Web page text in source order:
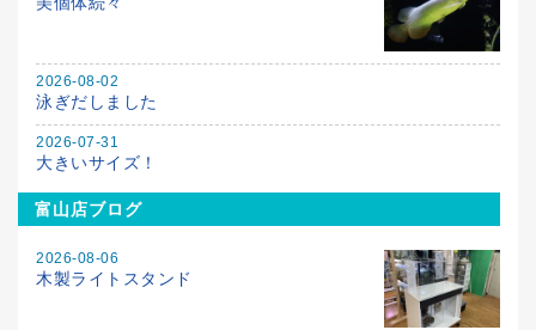
2026-08-02
泳ぎだしました
2026-07-31
大きいサイズ！
富山店ブログ
2026-08-06
木製ライトスタンド